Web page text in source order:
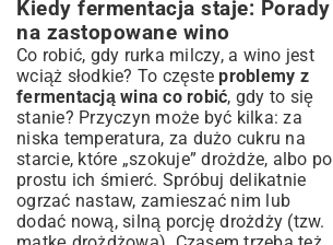
Kiedy fermentacja staje: Porady
na zastopowane wino
Co robić, gdy rurka milczy, a wino jest
wciąż słodkie? To częsteproblemy z
fermentacją wina co robić, gdy to się
stanie? Przyczyn może być kilka: za
niska temperatura, za dużo cukru na
starcie, które „szokuje” drożdże, albo po
prostu ich śmierć. Spróbuj delikatnie
ogrzać nastaw, zamieszać nim lub
dodać nową, silną porcję drożdży (tzw.